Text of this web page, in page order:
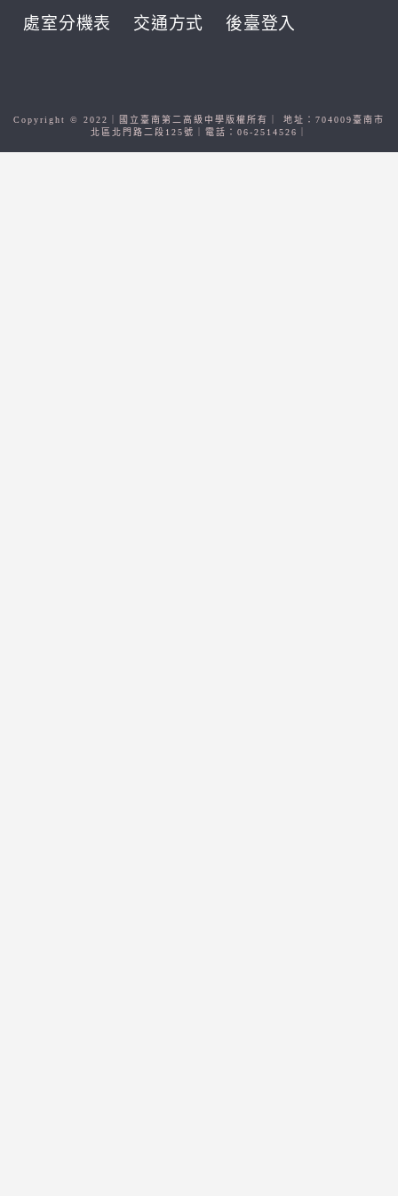
處室分機表 交通方式 後臺登入
Copyright © 2022｜國立臺南第二高級中學版權所有｜ 地址：704009臺南市
北區北門路二段125號｜電話：06-2514526｜